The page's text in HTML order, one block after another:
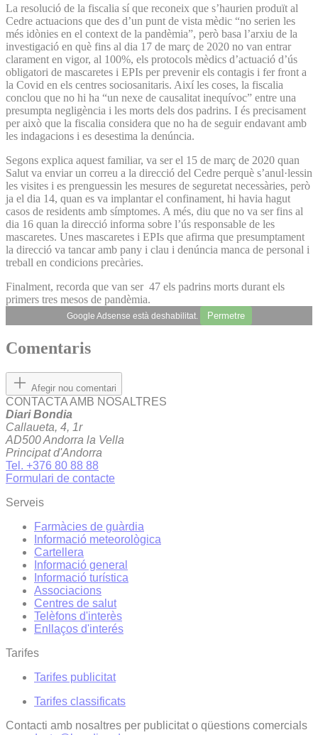
La resolució de la fiscalia sí que reconeix que s’haurien produït al
Cedre actuacions que des d’un punt de vista mèdic “no serien les
més idònies en el context de la pandèmia”, però basa l’arxiu de la
investigació en què fins al dia 17 de març de 2020 no van entrar
clarament en vigor, al 100%, els protocols mèdics d’actuació d’ús
obligatori de mascaretes i EPIs per prevenir els contagis i fer front a
la Covid en els centres sociosanitaris. Així les coses, la fiscalia
conclou que no hi ha “un nexe de causalitat inequívoc” entre una
presumpta negligència i les morts dels dos padrins. I és precisament
per això que la fiscalia considera que no ha de seguir endavant amb
les indagacions i es desestima la denúncia.
Segons explica aquest familiar, va ser el 15 de març de 2020 quan
Salut va enviar un correu a la direcció del Cedre perquè s’anul·lessin
les visites i es prenguessin les mesures de seguretat necessàries, però
ja el dia 14, quan es va implantar el confinament, hi havia hagut
casos de residents amb símptomes. A més, diu que no va ser fins al
dia 16 quan la direcció informa sobre l’ús responsable de les
mascaretes. Unes mascaretes i EPIs que afirma que presumptament
la direcció va tancar amb pany i clau i denúncia manca de personal i
treball en condicions precàries.
Finalment, recorda que van ser 47 els padrins morts durant els
primers tres mesos de pandèmia.
Google Adsense està deshabilitat. Permetre
Comentaris
Afegir nou comentari
CONTACTA AMB NOSALTRES
Diari Bondia
Callaueta, 4, 1r
AD500 Andorra la Vella
Principat d'Andorra
Tel. +376 80 88 88
Formulari de contacte
Serveis
Farmàcies de guàrdia
Informació meteorològica
Cartellera
Informació general
Informació turística
Associacions
Centres de salut
Telèfons d'interès
Enllaços d'interés
Tarifes
Tarifes publicitat
Tarifes classificats
Contacti amb nosaltres per publicitat o qüestions comercials